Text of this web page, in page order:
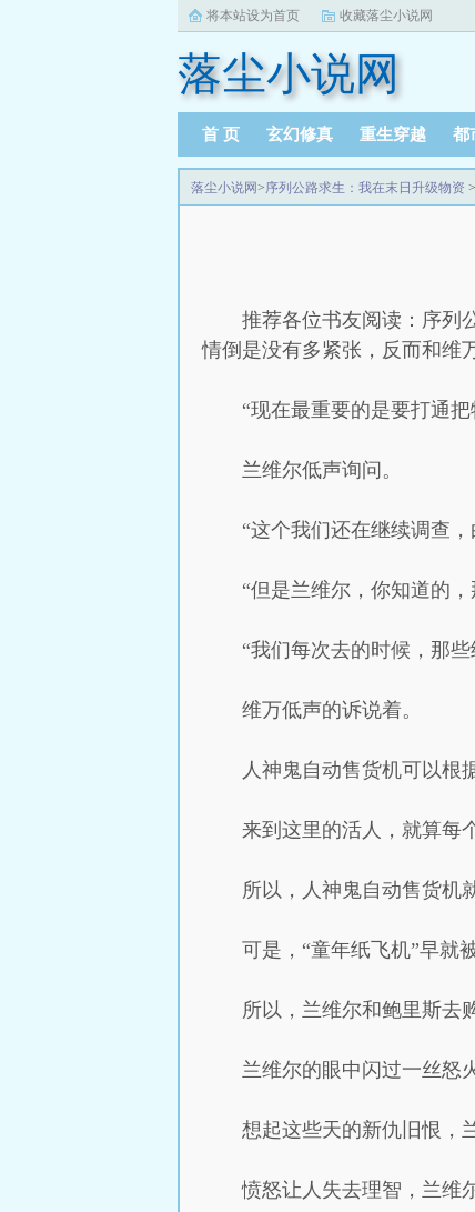
将本站设为首页 收藏落尘小说网
落尘小说网
首 页 玄幻修真 重生穿越 都
落尘小说网>序列公路求生：我在末日升级物资
推荐各位书友阅读：序列
情倒是没有多紧张，反而和维
“现在最重要的是要打通
兰维尔低声询问。
“这个我们还在继续调查
“但是兰维尔，你知道的
“我们每次去的时候，那
维万低声的诉说着。
人神鬼自动售货机可以根
来到这里的活人，就算每
所以，人神鬼自动售货机
可是，“童年纸飞机”早就
所以，兰维尔和鲍里斯去
兰维尔的眼中闪过一丝怒
想起这些天的新仇旧恨，
愤怒让人失去理智，兰维